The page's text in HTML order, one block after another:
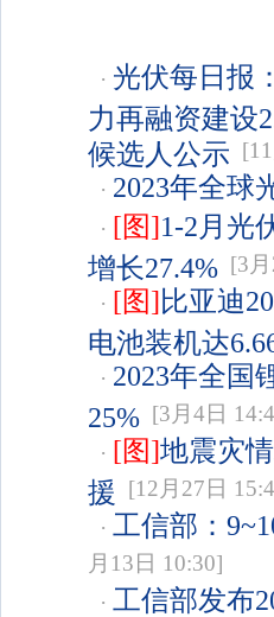
· 光伏每日报
力再融资建设
候选人公示
· 2023年全球
· [图]1-2月光
增长27.4% [3
· [图]比亚迪
电池装机达
· 2023年全国
25% [3月4日
· [图]地震灾
援 [12月27日
· 工信部：
月13日 10:30]
· 工信部发布